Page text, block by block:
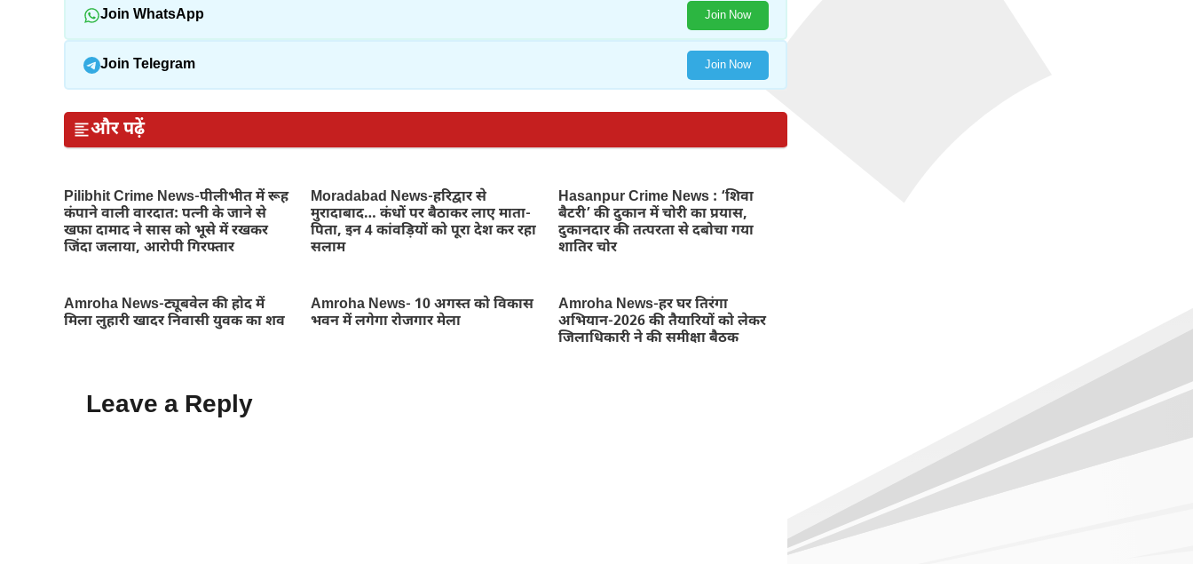
Join WhatsApp Join Now
Join Telegram Join Now
और पढ़ें
Pilibhit Crime News-पीलीभीत में रूह
कंपाने वाली वारदात: पत्नी के जाने से
खफा दामाद ने सास को भूसे में रखकर
जिंदा जलाया, आरोपी गिरफ्तार
Moradabad News-हरिद्वार से
मुरादाबाद… कंधों पर बैठाकर लाए माता-
पिता, इन 4 कांवड़ियों को पूरा देश कर रहा
सलाम
Hasanpur Crime News : ‘शिवा
बैटरी’ की दुकान में चोरी का प्रयास,
दुकानदार की तत्परता से दबोचा गया
शातिर चोर
Amroha News-ट्यूबवेल की होद में
मिला लुहारी खादर निवासी युवक का शव
Amroha News- 10 अगस्त को विकास
भवन में लगेगा रोजगार मेला
Amroha News-हर घर तिरंगा
अभियान-2026 की तैयारियों को लेकर
जिलाधिकारी ने की समीक्षा बैठक
Leave a Reply